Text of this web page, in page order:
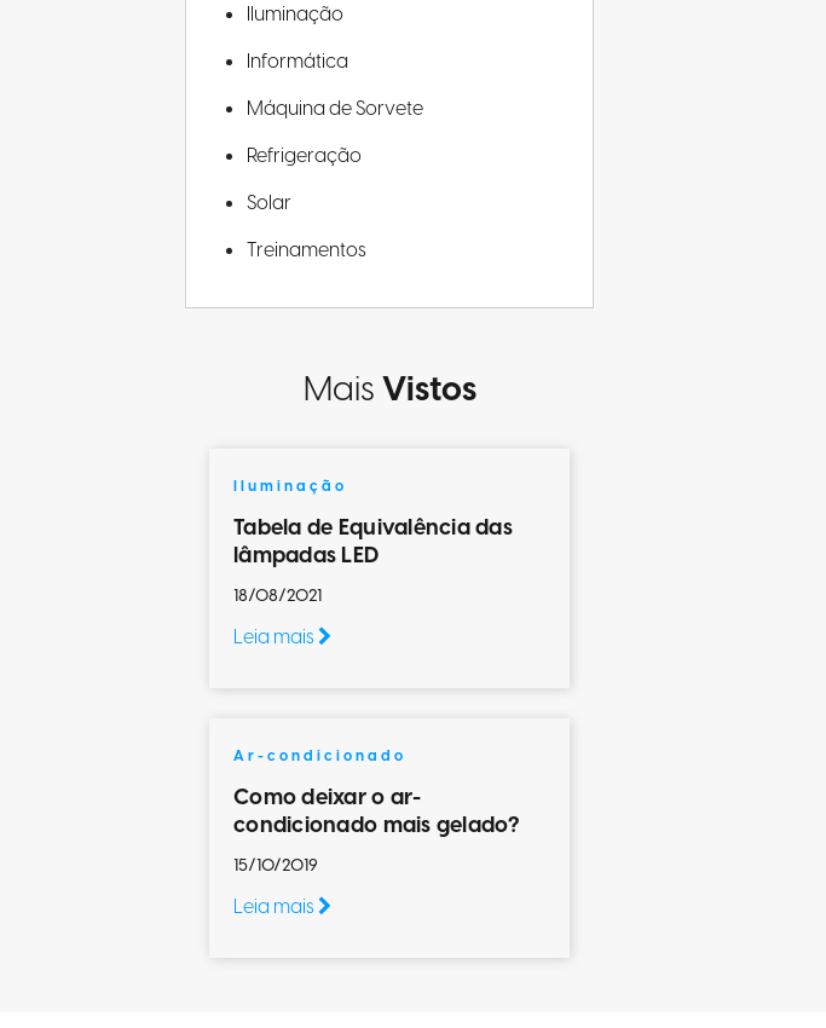
Iluminação
Informática
Máquina de Sorvete
Refrigeração
Solar
Treinamentos
MaisVistos
Iluminação
Tabela de Equivalência das
lâmpadas LED
18/08/2021
Leia mais
Ar-condicionado
Como deixar o ar-
condicionado mais gelado?
15/10/2019
Leia mais